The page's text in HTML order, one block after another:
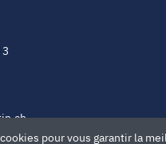
pour vous garantir la